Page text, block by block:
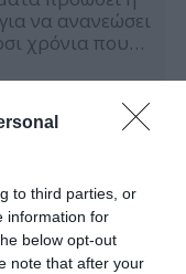
to third parties, or
information for
below opt-out
note that after your
να ανανεώσει
χρόνια που
σε
πολίτες, στο
να
Η